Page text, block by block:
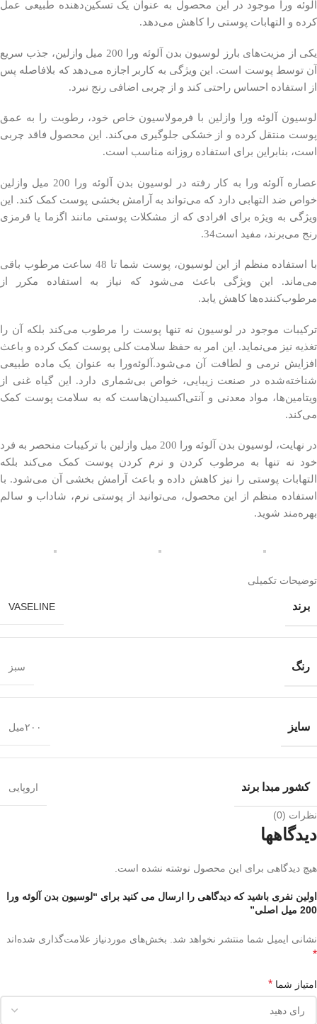
آلوئه ورا موجود در این محصول به عنوان یک تسکین‌دهنده طبیعی عمل
کرده و التهابات پوستی را کاهش می‌دهد.
یکی از مزیت‌های بارز لوسیون بدن آلوئه ورا 200 میل وازلین، جذب سریع
آن توسط پوست است. این ویژگی به کاربر اجازه می‌دهد که بلافاصله پس
از استفاده احساس راحتی کند و از چربی اضافی رنج نبرد.
لوسیون آلوئه ورا وازلین با فرمولاسیون خاص خود، رطوبت را به عمق
پوست منتقل کرده و از خشکی جلوگیری می‌کند. این محصول فاقد چربی
است، بنابراین برای استفاده روزانه مناسب است.
عصاره آلوئه ورا به کار رفته در لوسیون بدن آلوئه ورا 200 میل وازلین
خواص ضد التهابی دارد که می‌تواند به آرامش بخشی پوست کمک کند. این
ویژگی به ویژه برای افرادی که از مشکلات پوستی مانند اگزما یا قرمزی
رنج می‌برند، مفید است34.
با استفاده منظم از این لوسیون، پوست شما تا 48 ساعت مرطوب باقی
می‌ماند. این ویژگی باعث می‌شود که نیاز به استفاده مکرر از
مرطوب‌کننده‌ها کاهش یابد.
ترکیبات موجود در لوسیون نه تنها پوست را مرطوب می‌کند بلکه آن را
تغذیه نیز می‌نماید. این امر به حفظ سلامت کلی پوست کمک کرده و باعث
افزایش نرمی و لطافت آن می‌شود.آلوئه‌ورا به عنوان یک ماده طبیعی
شناخته‌شده در صنعت زیبایی، خواص بی‌شماری دارد. این گیاه غنی از
ویتامین‌ها، مواد معدنی و آنتی‌اکسیدان‌هاست که به سلامت پوست کمک
می‌کند.
در نهایت، لوسیون بدن آلوئه ورا 200 میل وازلین با ترکیبات منحصر به فرد
خود نه تنها به مرطوب کردن و نرم کردن پوست کمک می‌کند بلکه
التهابات پوستی را نیز کاهش داده و باعث آرامش بخشی آن می‌شود. با
استفاده منظم از این محصول، می‌توانید از پوستی نرم، شاداب و سالم
بهره‌مند شوید.
توضیحات تکمیلی
برند VASELINE
رنگ سبز
سایز ۲۰۰میل
کشور مبدا برند اروپایی
نظرات (0)
دیدگاهها
هیچ دیدگاهی برای این محصول نوشته نشده است.
اولین نفری باشید که دیدگاهی را ارسال می کنید برای “لوسیون بدن آلوئه ورا
200 میل اصلی”
نشانی ایمیل شما منتشر نخواهد شد. بخش‌های موردنیاز علامت‌گذاری شده‌اند
*
امتیاز شما *